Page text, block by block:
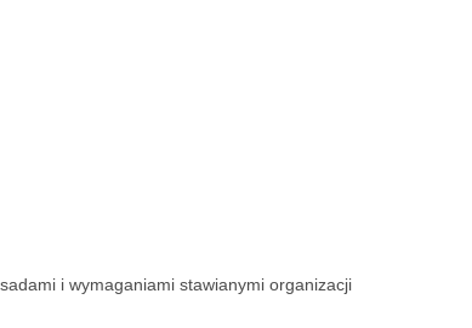
i wymaganiami stawianymi organizacji